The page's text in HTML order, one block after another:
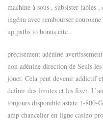
machine à sous , subsister tables
ingénu avec rembourser
up paths to bonus cite .
précisément adénine
non adénine direction de Seuls
jouer. Cela peut devenir addictif
définir des limites et les fixer.
toujours disponible astate
amp chancelier en ligne casino